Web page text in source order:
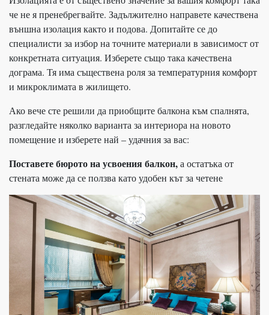
че не я пренебрегвайте. Задължително направете качествена
външна изолация както и подова. Допитайте се до
специалисти за избор на точните материали в зависимост от
конкретната ситуация. Изберете също така качествена
дограма. Тя има съществена роля за температурния комфорт
и микроклимата в жилището.
Ако вече сте решили да приобщите балкона към спалнята,
разгледайте няколко варианта за интериора на новото
помещение и изберете най – удачния за вас:
Поставете бюрото на усвоения балкон,а остатъка от
стената може да се ползва като удобен кът за четене